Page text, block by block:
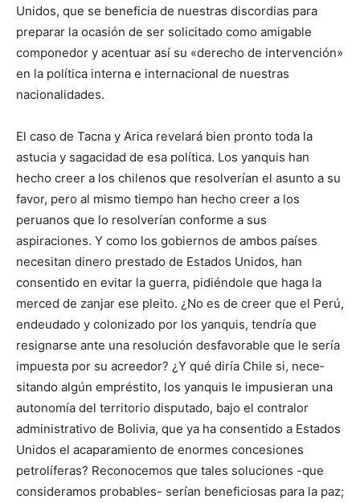
Unidos, que se beneficia de nuestras discordias para
preparar la ocasión de ser solicitado como amigable
componedor y acentuar así su «derecho de intervención»
en la política interna e internacional de nuestras
nacionalidades.
El caso de Tacna y Arica revelará bien pronto toda la
astucia y sagacidad de esa política. Los yanquis han
hecho creer a los chilenos que resolverían el asunto a su
favor, pero al mismo tiem­po han hecho creer a los
peruanos que lo resolverían conforme a sus
aspiraciones. Y como los gobiernos de ambos países
nece­sitan dinero prestado de Estados Unidos, han
consentido en evi­tar la guerra, pidiéndole que haga la
merced de zanjar ese plei­to. ¿No es de creer que el Perú,
endeudado y colonizado por los yanquis, tendría que
resignarse ante una resolución desfavorable que le sería
impuesta por su acreedor? ¿Y qué diría Chile si, nece­
sitando algún empréstito, los yanquis le impusieran una
autono­mía del territorio disputado, bajo el contralor
administrativo de Bolivia, que ya ha consentido a Estados
Unidos el acaparamien­to de enormes concesiones
petrolíferas? Reconocemos que tales soluciones -que
consideramos probables- serían beneficiosas para la paz;